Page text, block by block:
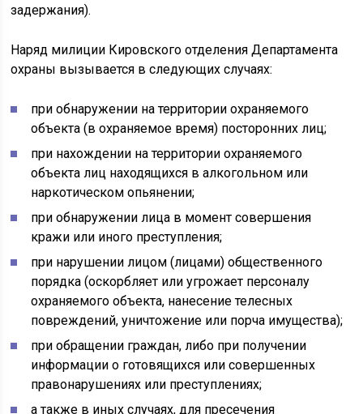
задержания).
Наряд милиции Кировского отделения Департамента
охраны вызывается в следующих случаях:
при обнаружении на территории охраняемого
объекта (в охраняемое время) посторонних лиц;
при нахождении на территории охраняемого
объекта лиц находящихся в алкогольном или
наркотическом опьянении;
при обнаружении лица в момент совершения
кражи или иного преступления;
при нарушении лицом (лицами) общественного
порядка (оскорбляет или угрожает персоналу
охраняемого объекта, нанесение телесных
повреждений, уничтожение или порча имущества);
при обращении граждан, либо при получении
информации о готовящихся или совершенных
правонарушениях или преступлениях;
а также в иных случаях, для пресечения